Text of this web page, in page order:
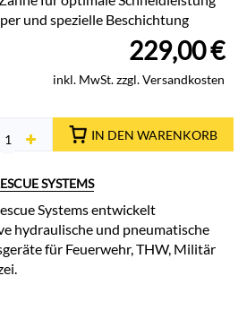
und spezielle Beschichtung
229,00€
inkl. MwSt. zzgl. Versandkosten
IN DEN WARENKORB
SYSTEMS
Systems entwickelt
hydraulische und pneumatische
für Feuerwehr, THW, Militär